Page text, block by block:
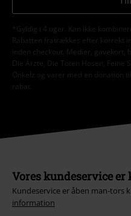
*Gyldig i 4 uger. Kan ikke
Rabatten fratrækkes efter korrekt
inden checkout. Medier, gavekort,
Die Ärzte, Die Toten Hosen, Feine
Onkelz og varer med en donation
rabat.
Vores kundeservice
Kundeservice er åben man-tors
information